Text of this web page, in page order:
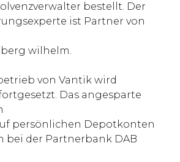
bestellt. Der
ist Partner von
wilhelm.
von Vantik wird
Das angesparte
persönlichen Depotkonten
bei der Partnerbank DAB